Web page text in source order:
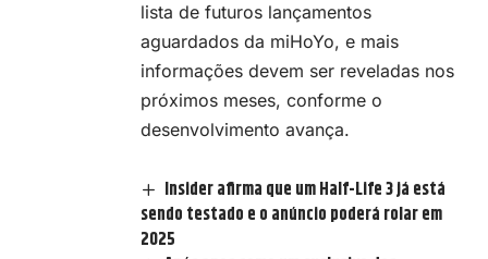
lista de futuros lançamentos
aguardados da miHoYo, e mais
informações devem ser reveladas nos
próximos meses, conforme o
desenvolvimento avança.
Insider afirma que um Half-Life 3 já está
sendo testado e o anúncio poderá rolar em
2025